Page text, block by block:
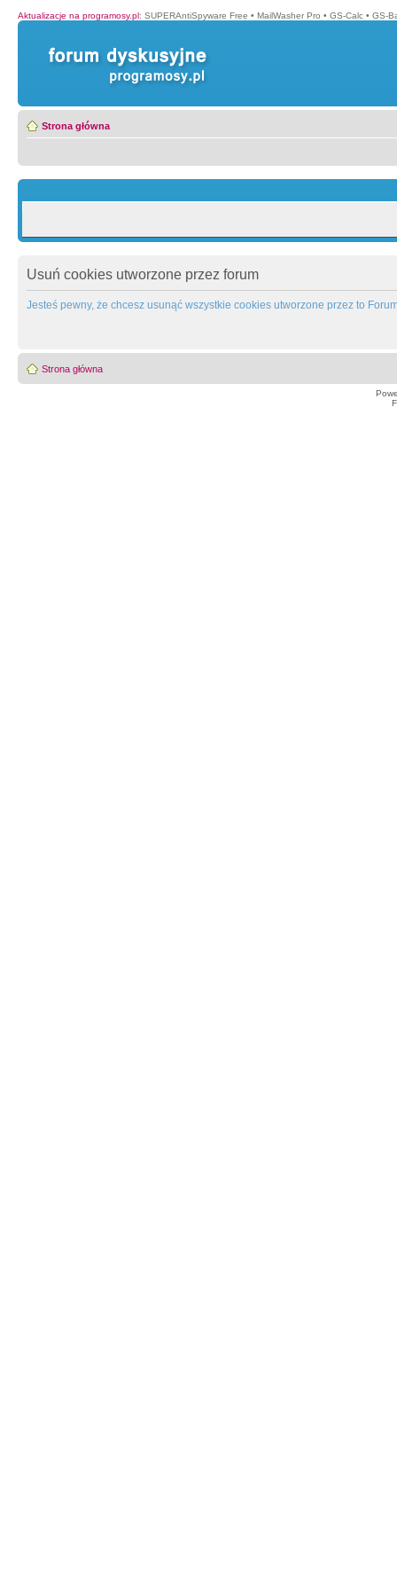
Aktualizacje na programosy.pl: SUPERAntiSpyware Free • MailWasher Pro • GS-Calc • GS-
Strona główna
Usuń cookies utworzone przez forum
Jesteś pewny, że chcesz usunąć wszystkie cookies utworzone przez to
Strona główna